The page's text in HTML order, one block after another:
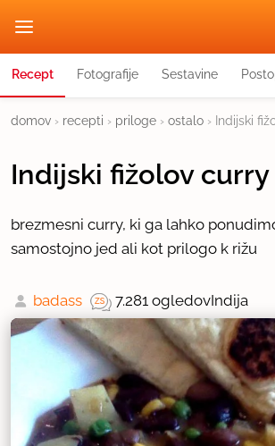
Recept Fotografije Sestavine
domov › recepti › priloge › ostalo › Indijski
Indijski fižolov curry
brezmesni curry, ki ga lahko
samostojno jed ali kot prilogo k rižu
badass 7.281 ogledovIndija